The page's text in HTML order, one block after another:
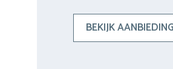
BEKIJK